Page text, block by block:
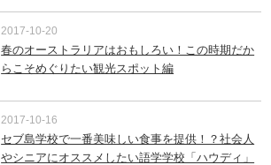
2017-10-20
春のオーストラリアはおもしろい！この時期だか
らこそめぐりたい観光スポット編
2017-10-16
セブ島学校で一番美味しい食事を提供！？社会人
やシニアにオススメしたい語学学校「ハウディ」